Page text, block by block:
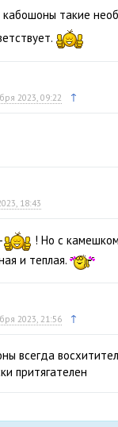
кабошоны такие
2023, 09:22 ↑
18:43
! Но с
и теплая.
2023, 21:56 ↑
всегда
притягателен